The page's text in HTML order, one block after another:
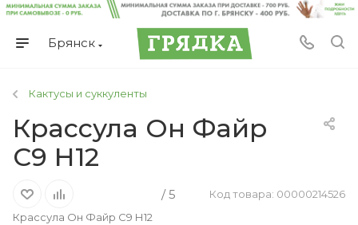
Брянск
Кактусы и суккуленты
Крассула Он Файр
С9 Н12
/ 5
Код товара: 00000214526
Крассула Он Файр С9 Н12